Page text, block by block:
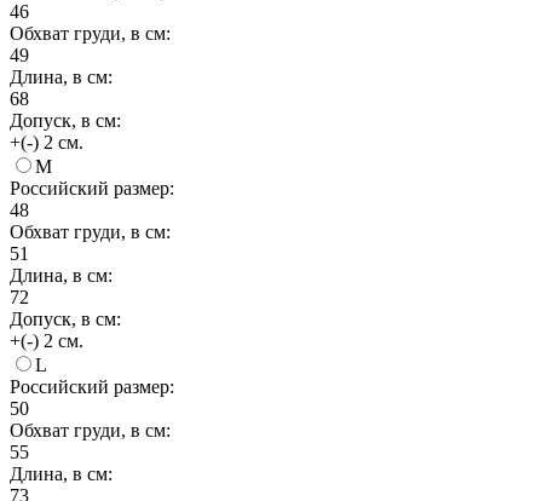
46
Обхват груди, в см:
49
Длина, в см:
68
Допуск, в см:
+(-) 2 см.
M
Российский размер:
48
Обхват груди, в см:
51
Длина, в см:
72
Допуск, в см:
+(-) 2 см.
L
Российский размер:
50
Обхват груди, в см:
55
Длина, в см:
73